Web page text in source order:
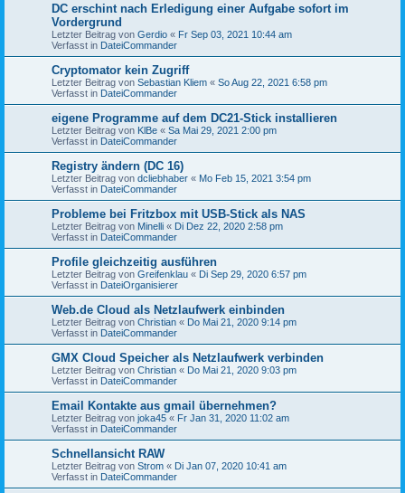
DC erschint nach Erledigung einer Aufgabe sofort im
Vordergrund
Letzter Beitrag von Gerdio « Fr Sep 03, 2021 10:44 am
Verfasst in DateiCommander
Cryptomator kein Zugriff
Letzter Beitrag von Sebastian Kliem « So Aug 22, 2021 6:58 pm
Verfasst in DateiCommander
eigene Programme auf dem DC21-Stick installieren
Letzter Beitrag von KlBe « Sa Mai 29, 2021 2:00 pm
Verfasst in DateiCommander
Registry ändern (DC 16)
Letzter Beitrag von dcliebhaber « Mo Feb 15, 2021 3:54 pm
Verfasst in DateiCommander
Probleme bei Fritzbox mit USB-Stick als NAS
Letzter Beitrag von Minelli « Di Dez 22, 2020 2:58 pm
Verfasst in DateiCommander
Profile gleichzeitig ausführen
Letzter Beitrag von Greifenklau « Di Sep 29, 2020 6:57 pm
Verfasst in DateiOrganisierer
Web.de Cloud als Netzlaufwerk einbinden
Letzter Beitrag von Christian « Do Mai 21, 2020 9:14 pm
Verfasst in DateiCommander
GMX Cloud Speicher als Netzlaufwerk verbinden
Letzter Beitrag von Christian « Do Mai 21, 2020 9:03 pm
Verfasst in DateiCommander
Email Kontakte aus gmail übernehmen?
Letzter Beitrag von joka45 « Fr Jan 31, 2020 11:02 am
Verfasst in DateiCommander
Schnellansicht RAW
Letzter Beitrag von Strom « Di Jan 07, 2020 10:41 am
Verfasst in DateiCommander